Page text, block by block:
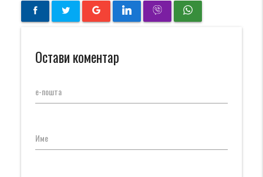
Остави коментар
е-пошта
Име